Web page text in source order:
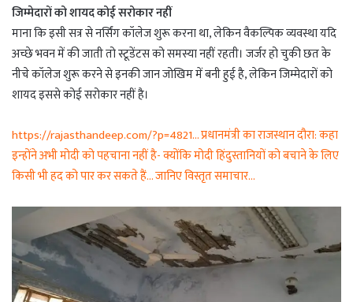
जिम्मेदारों को शायद कोई सरोकार नहीं
माना कि इसी सत्र से नर्सिंग कॉलेज शुरू करना था, लेकिन वैकल्पिक व्यवस्था यदि
अच्छे भवन में की जाती तो स्टूडेंटस को समस्या नहीं रहती। जर्जर हो चुकी छत के
नीचे कॉलेज शुरू करने से इनकी जान जोखिम में बनी हुई है, लेकिन जिम्मेदारों को
शायद इससे कोई सरोकार नहीं है।
https://rajasthandeep.com/?p=4821… प्रधानमंत्री का राजस्थान दौरा: कहा
इन्होंने अभी मोदी को पहचाना नहीं है- क्योंकि मोदी हिंदुस्तानियों को बचाने के लिए
किसी भी हद को पार कर सकते हैं… जानिए विस्तृत समाचार…